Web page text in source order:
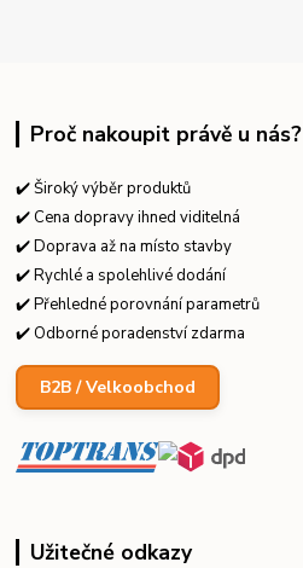
Proč nakoupit právě u nás?
✔️ Široký výběr produktů
✔️ Cena dopravy ihned viditelná
✔️ Doprava až na místo stavby
✔️ Rychlé a spolehlivé dodání
✔️ Přehledné porovnání parametrů
✔️ Odborné poradenství zdarma
B2B / Velkoobchod
Užitečné odkazy